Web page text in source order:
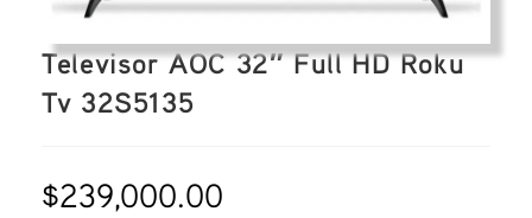
Televisor AOC 32″ Full HD Roku
Tv 32S5135
$239,000.00